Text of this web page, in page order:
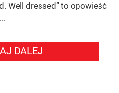
Well dressed” to opowieść
DALEJ